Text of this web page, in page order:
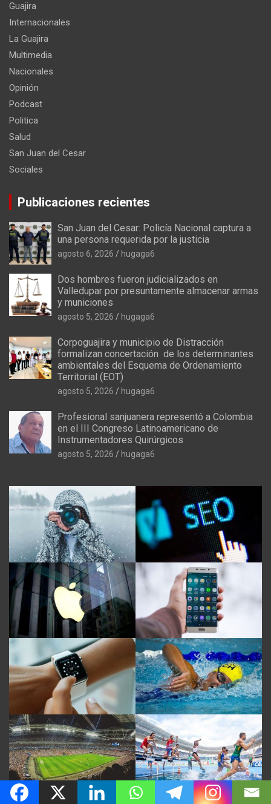
Guajira
Internacionales
La Guajira
Multimedia
Nacionales
Opinión
Podcast
Politica
Salud
San Juan del Cesar
Sociales
Publicaciones recientes
San Juan del Cesar: Policía Nacional captura a
una persona requerida por la justicia
agosto 6, 2026 hugaga6
Dos hombres fueron judicializados en
Valledupar por presuntamente almacenar armas
y municiones
agosto 5, 2026 hugaga6
Corpoguajira y municipio de Distracción
formalizan concertación de los determinantes
ambientales del Esquema de Ordenamiento
Territorial (EOT)
agosto 5, 2026 hugaga6
Profesional sanjuanera representó a Colombia
en el III Congreso Latinoamericano de
Instrumentadores Quirúrgicos
agosto 5, 2026 hugaga6